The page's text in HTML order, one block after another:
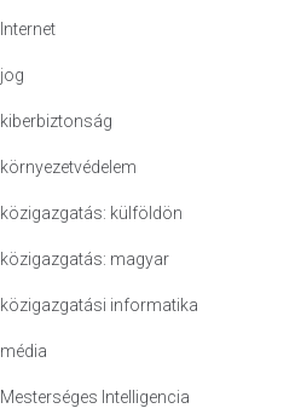
Internet
jog
kiberbiztonság
környezetvédelem
közigazgatás: külföldön
közigazgatás: magyar
közigazgatási informatika
média
Mesterséges Intelligencia